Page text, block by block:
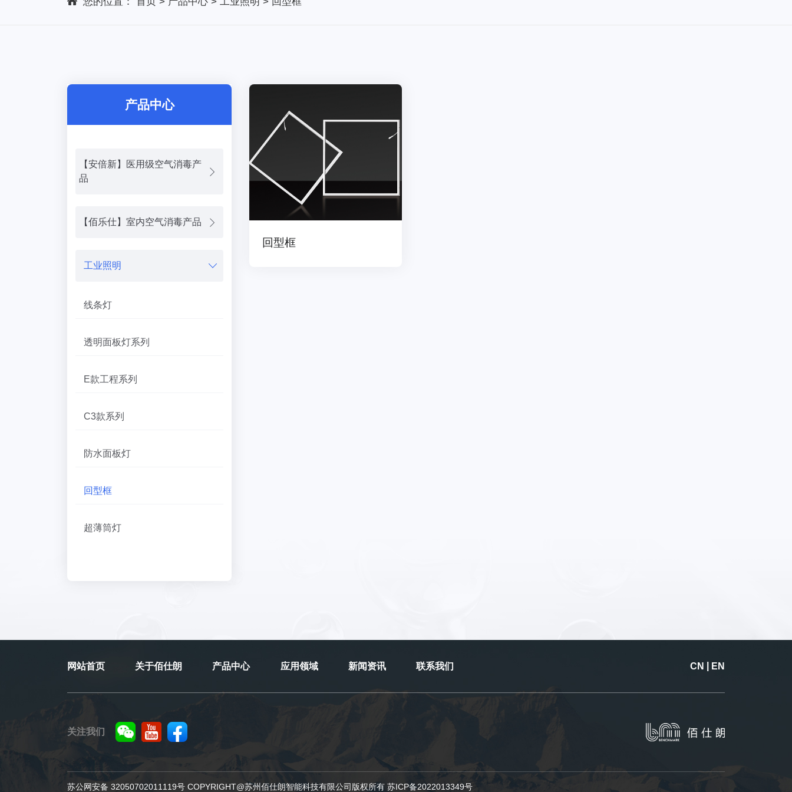
产品中心
【安倍新】医用级空气消毒产
品
【佰乐仕】室内空气消毒产品
工业照明
线条灯
透明面板灯系列
E款工程系列
C3款系列
防水面板灯
回型框
超薄筒灯
回型框
网站首页 关于佰仕朗 产品中心 应用领域 新闻资讯 联系我们 CN EN
关注我们
苏公网安备 32050702011119号 COPYRIGHT@苏州佰仕朗智能科技有限公司版权所有苏ICP备2022013349号